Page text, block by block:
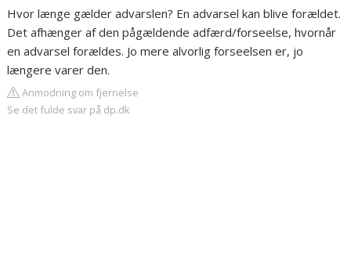
Hvor længe gælder advarslen? En advarsel kan blive forældet.
Det afhænger af den pågældende adfærd/forseelse, hvornår
en advarsel forældes. Jo mere alvorlig forseelsen er, jo
længere varer den.
Anmodning om fjernelse
Se det fulde svar på dp.dk